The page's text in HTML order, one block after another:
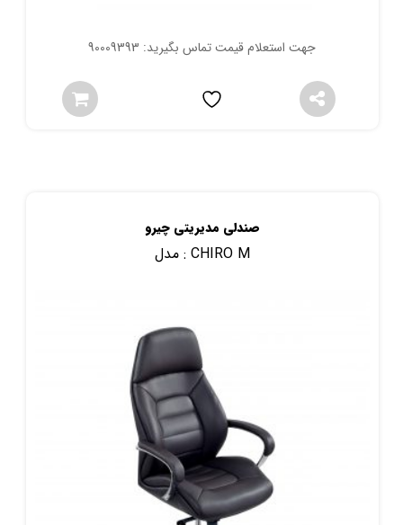
جهت استعلام قیمت تماس بگیرید: 90009393
صندلی مدیریتی چیرو
مدل : CHIRO M